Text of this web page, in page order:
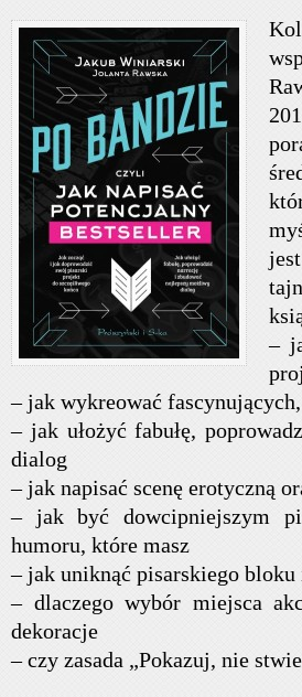
–
– jak wykreować
– jak ułożyć fabułę,
dialog
– jak napisać scenę erotyczną
– jak być dowcipniejszym
humoru, które masz
– jak uniknąć pisarskiego
– dlaczego wybór miejsca
dekoracje
– czy zasada „Pokazuj, nie